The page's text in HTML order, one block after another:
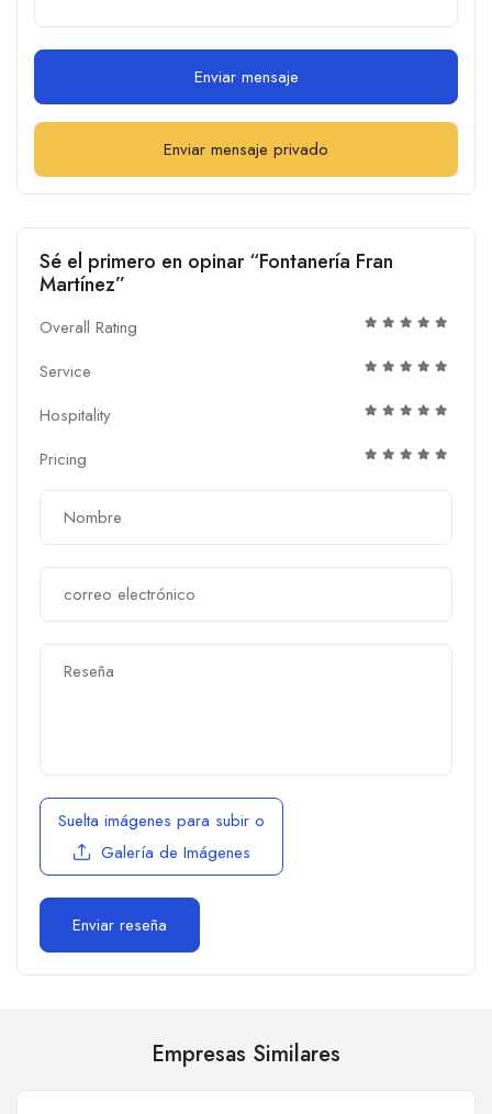
Enviar mensaje
Enviar mensaje privado
Sé el primero en opinar “Fontanería Fran
Martínez”
Overall Rating
Service
Hospitality
Pricing
Suelta imágenes para subir o
Galería de Imágenes
Empresas Similares